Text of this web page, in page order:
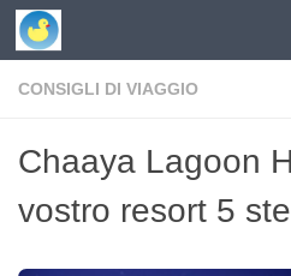
Skip to content
CONSIGLI DI VIAGGIO
Chaaya Lagoon
vostro resort 5